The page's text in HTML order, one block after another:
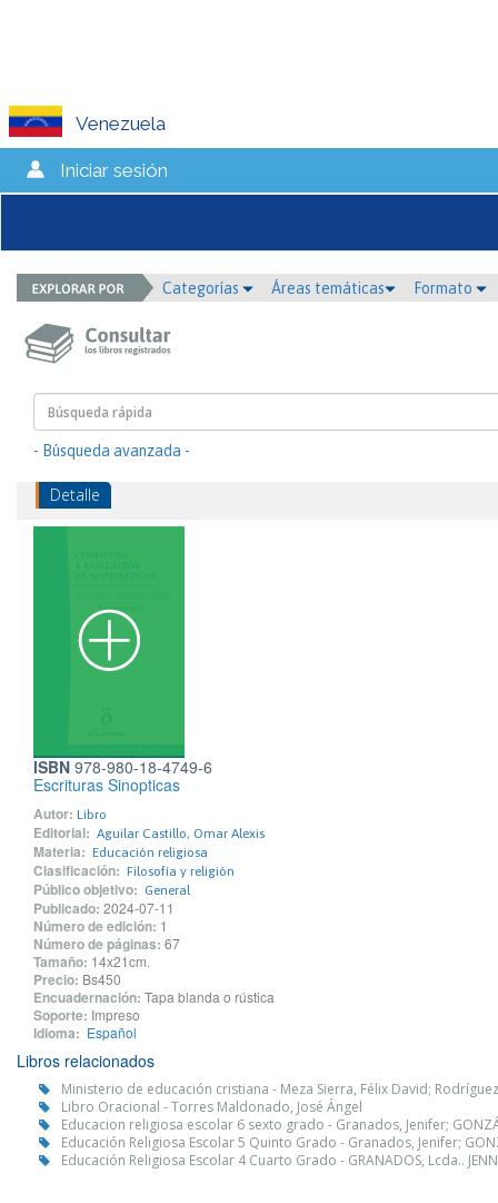
Venezuela
Iniciar sesión
Categorías Áreas temáticas Formato
- Búsqueda avanzada -
Detalle
ISBN 978-980-18-4749-6
Escrituras Sinopticas
Autor: Libro
Editorial: Aguilar Castillo, Omar Alexis
Materia: Educación religiosa
Clasificación: Filosofía y religión
Público objetivo: General
Publicado: 2024-07-11
Número de edición: 1
Número de páginas: 67
Tamaño: 14x21cm.
Precio: Bs450
Encuadernación: Tapa blanda o rústica
Soporte: Impreso
Idioma: Español
Libros relacionados
Ministerio de educación cristiana - Meza Sierra, Félix David;
Libro Oracional - Torres Maldonado, José Ángel
Educacion religiosa escolar 6 sexto grado - Granados, Jenifer;
Educación Religiosa Escolar 5 Quinto Grado - Granados, Jenifer;
Educación Religiosa Escolar 4 Cuarto Grado - GRANADOS, Lcda..